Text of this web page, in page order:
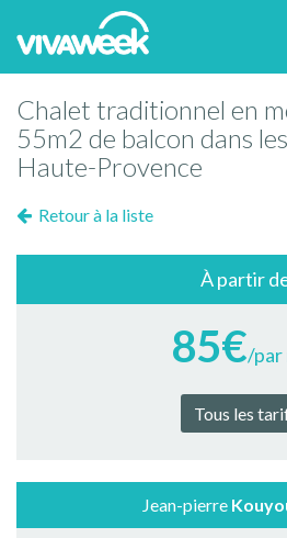
Chalet traditionnel en
55m2 de balcon dans
Haute-Provence
Retour à la liste
À partir
85€/par
Tous les
Jean-pierre